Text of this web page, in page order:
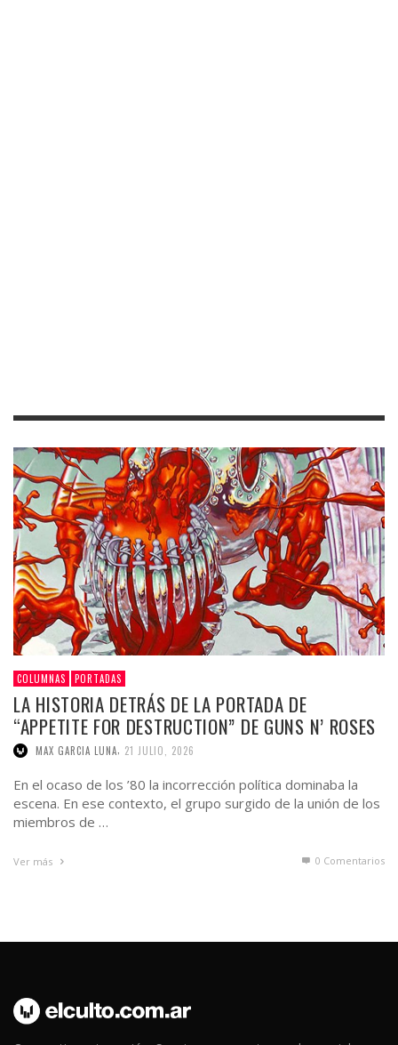
COLUMNAS PORTADAS
LA HISTORIA DETRÁS DE LA PORTADA DE
“APPETITE FOR DESTRUCTION” DE GUNS N’ ROSES
MAX GARCIA LUNA 21 JULIO, 2026
En el ocaso de los ’80 la incorrección política dominaba la
escena. En ese contexto, el grupo surgido de la unión de los
miembros de …
Ver más 0 Comentarios